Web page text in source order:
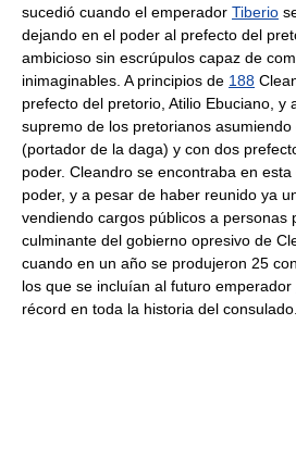
sucedió cuando el emperador Tiberio
dejando en el poder al prefecto del
ambicioso sin escrúpulos capaz de
inimaginables. A principios de 188
prefecto del pretorio, Atilio Ebuciano, y
supremo de los pretorianos
(portador de la daga) y con dos
poder. Cleandro se encontraba en
poder, y a pesar de haber reunido ya
vendiendo cargos públicos a personas
culminante del gobierno opresivo de
cuando en un año se produjeron 25
los que se incluían al futuro emperador
récord en toda la historia del consulado.